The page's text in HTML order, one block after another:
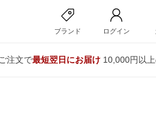
ブランド ログイン
注文で最短翌日にお届け10,000円以